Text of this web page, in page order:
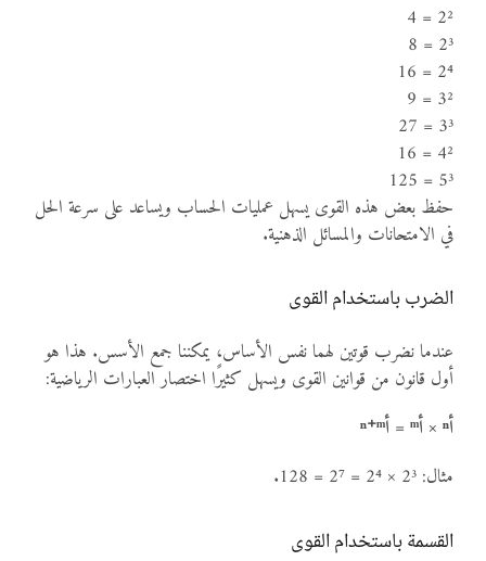
2² = 4
2³ = 8
2⁴ = 16
3² = 9
3³ = 27
4² = 16
5³ = 125
حفظ بعض هذه القوى يسهل عمليات الحساب ويساعد على سرعة الحل
في الامتحانات والمسائل الذهنية.
الضرب باستخدام القوى
عندما نضرب قوتين لهما نفس الأساس، يمكننا جمع الأسس. هذا هو
أول قانون من قوانين القوى ويسهل كثيرًا اختصار العبارات الرياضية:
أⁿ × أᵐ = أⁿ⁺ᵐ
مثال: 2³ × 2⁴ = 2⁷ = 128.
القسمة باستخدام القوى